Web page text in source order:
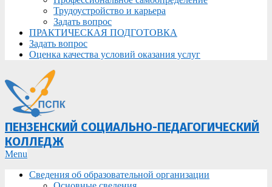
Трудоустройство и карьера
Задать вопрос
ПРАКТИЧЕСКАЯ ПОДГОТОВКА
Задать вопрос
Оценка качества условий оказания услуг
ПЕНЗЕНСКИЙ СОЦИАЛЬНО-ПЕДАГОГИЧЕСКИЙ
КОЛЛЕДЖ
Primary
Menu
Menu
Сведения об образовательной организации